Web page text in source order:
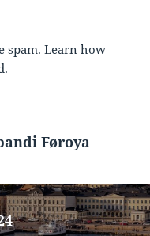
spam.Learn how
Føroya